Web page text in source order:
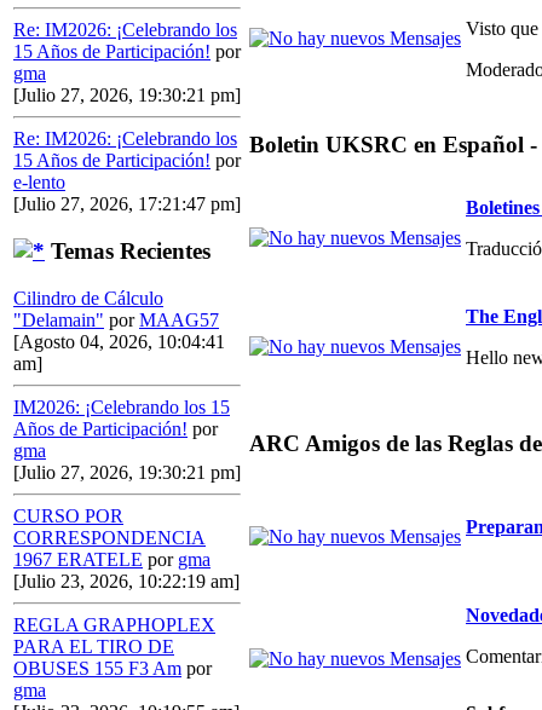
Re: IM2026: ¡Celebrando los
15 Años de Participación! por
gma
[Julio 27, 2026, 19:30:21 pm]
Re: IM2026: ¡Celebrando los
15 Años de Participación! por
e-lento
[Julio 27, 2026, 17:21:47 pm]
Temas Recientes
Cilindro de Cálculo
"Delamain" porMAAG57
[Agosto 04, 2026, 10:04:41
am]
IM2026: ¡Celebrando los 15
Años de Participación! por
gma
[Julio 27, 2026, 19:30:21 pm]
CURSO POR
CORRESPONDENCIA
1967 ERATELE por gma
[Julio 23, 2026, 10:22:19 am]
REGLA GRAPHOPLEX
PARA EL TIRO DE
OBUSES 155 F3 Am por
gma
Visto que
Boletin UKSRC en Español
The
Hello
ARC Amigos de las Reglas